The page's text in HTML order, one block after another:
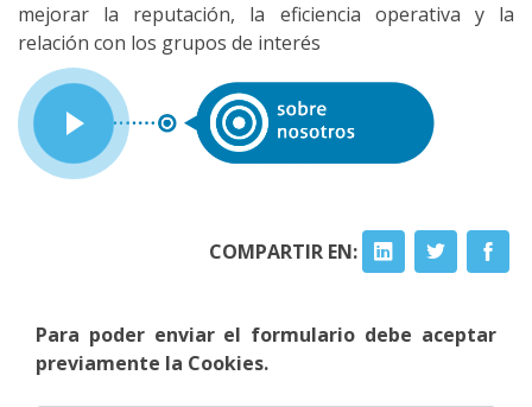
mejorar la reputación, la eficiencia operativa y la
relación con los grupos de interés
COMPARTIR EN:
Para poder enviar el formulario debe aceptar
previamente la Cookies.